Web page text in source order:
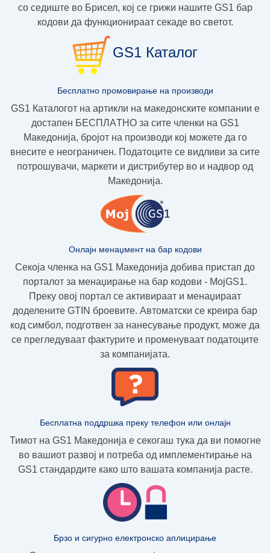
со седиште во Брисел, кој се грижи нашите GS1 бар
кодови да функционираат секаде во светот.
GS1 Каталог
Бесплатно промовирање на производи
GS1 Каталогот на артикли на македонските компании е
достапен БЕСПЛAТНОза сите членки на GS1
Македoнија, бројот на производи кој можете да го
внесите е неограничен. Податоците се видливи за сите
потрошувачи, маркети и дистрибутер во и надвор од
Македонија.
Онлајн менаџмент на бар кодови
Секоја членка на GS1 Македонија добива пристап до
порталот за менаџирање на бар кодови - МојGS1.
Преку овој портал се активираат и менаџираат
доделените GTIN броевите. Автоматски се креира бар
код симбол, подготвен за нанесување продукт, може да
се прегледуваат фактурите и променуваат податоците
за компанијата.
Бесплатна поддршка преку телефон или онлајн
Тимот на GS1 Македонија е секогаш тука да ви помогне
во вашиот развој и потреба од имплементирање на
GS1 стандардите како што вашата компанија расте.
Брзо и сигурно електронско аплицирање